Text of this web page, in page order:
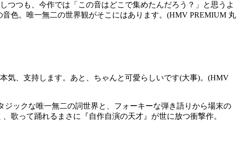
つつも、今作では「この音はどこで集めたんだろう？」と思うよ
色。唯一無二の世界観がそこにはあります。(HMV PREMIUM 丸
気、支持します。あと、ちゃんと可愛らしいです(大事)。(HMV
ックな唯一無二の詞世界と、フォーキーな弾き語りから場末の
歌って踊れるまさに『自作自演の天才』が世に放つ衝撃作。